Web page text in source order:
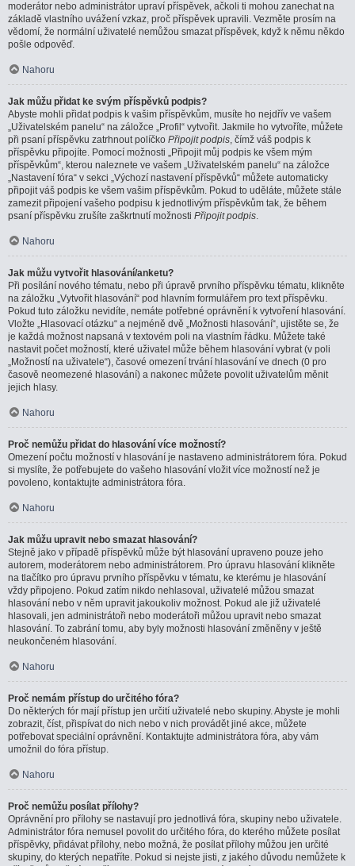
moderátor nebo administrátor upraví příspěvek, ačkoli ti mohou zanechat na
základě vlastního uvážení vzkaz, proč příspěvek upravili. Vezměte prosím na
vědomí, že normální uživatelé nemůžou smazat příspěvek, když k němu někdo
pošle odpověď.
Nahoru
Jak můžu přidat ke svým příspěvků podpis?
Abyste mohli přidat podpis k vašim příspěvkům, musíte ho nejdřív ve vašem
„Uživatelském panelu“ na záložce „Profil“ vytvořit. Jakmile ho vytvoříte, můžete
při psaní příspěvku zatrhnout políčko Připojit podpis, čímž váš podpis k
příspěvku připojíte. Pomocí možnosti „Připojit můj podpis ke všem mým
příspěvkům“, kterou naleznete ve vašem „Uživatelském panelu“ na záložce
„Nastavení fóra“ v sekci „Výchozí nastavení příspěvků“ můžete automaticky
připojit váš podpis ke všem vašim příspěvkům. Pokud to uděláte, můžete stále
zamezit připojení vašeho podpisu k jednotlivým příspěvkům tak, že během
psaní příspěvku zrušíte zaškrtnutí možnosti Připojit podpis.
Nahoru
Jak můžu vytvořit hlasování/anketu?
Při posílání nového tématu, nebo při úpravě prvního příspěvku tématu, klikněte
na záložku „Vytvořit hlasování“ pod hlavním formulářem pro text příspěvku.
Pokud tuto záložku nevidíte, nemáte potřebné oprávnění k vytvoření hlasování.
Vložte „Hlasovací otázku“ a nejméně dvě „Možnosti hlasování“, ujistěte se, že
je každá možnost napsaná v textovém poli na vlastním řádku. Můžete také
nastavit počet možností, které uživatel může během hlasování vybrat (v poli
„Možností na uživatele“), časové omezení trvání hlasování ve dnech (0 pro
časově neomezené hlasování) a nakonec můžete povolit uživatelům měnit
jejich hlasy.
Nahoru
Proč nemůžu přidat do hlasování více možností?
Omezení počtu možností v hlasování je nastaveno administrátorem fóra. Pokud
si myslíte, že potřebujete do vašeho hlasování vložit více možností než je
povoleno, kontaktujte administrátora fóra.
Nahoru
Jak můžu upravit nebo smazat hlasování?
Stejně jako v případě příspěvků může být hlasování upraveno pouze jeho
autorem, moderátorem nebo administrátorem. Pro úpravu hlasování klikněte
na tlačítko pro úpravu prvního příspěvku v tématu, ke kterému je hlasování
vždy připojeno. Pokud zatím nikdo nehlasoval, uživatelé můžou smazat
hlasování nebo v něm upravit jakoukoliv možnost. Pokud ale již uživatelé
hlasovali, jen administrátoři nebo moderátoři můžou upravit nebo smazat
hlasování. To zabrání tomu, aby byly možnosti hlasování změněny v ještě
neukončeném hlasování.
Nahoru
Proč nemám přístup do určitého fóra?
Do některých fór mají přístup jen určití uživatelé nebo skupiny. Abyste je mohli
zobrazit, číst, přispívat do nich nebo v nich provádět jiné akce, můžete
potřebovat speciální oprávnění. Kontaktujte administrátora fóra, aby vám
umožnil do fóra přístup.
Nahoru
Proč nemůžu posílat přílohy?
Oprávnění pro přílohy se nastavují pro jednotlivá fóra, skupiny nebo uživatele.
Administrátor fóra nemusel povolit do určitého fóra, do kterého můžete posílat
příspěvky, přidávat přílohy, nebo možná, že posílat přílohy můžou jen určité
skupiny, do kterých nepatříte. Pokud si nejste jisti, z jakého důvodu nemůžete k